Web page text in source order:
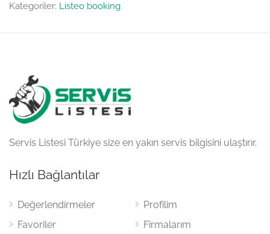
Kategoriler: Listeo booking
Servis Listesi Türkiye size en yakın servis bilgisini ulaştırır.
Hızlı Bağlantılar
Değerlendirmeler
Favoriler
Profilim
Firmalarım